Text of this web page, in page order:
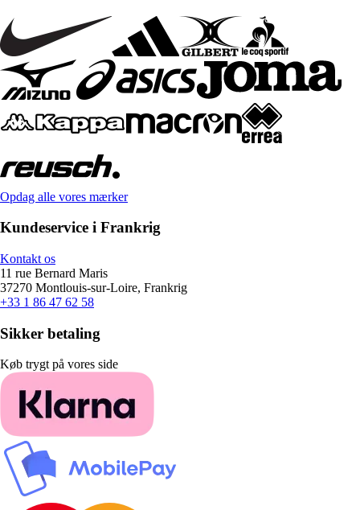
Opdag alle vores mærker
Kundeservice i Frankrig
Kontakt os
11 rue Bernard Maris
37270 Montlouis-sur-Loire, Frankrig
+33 1 86 47 62 58
Sikker betaling
Køb trygt på vores side